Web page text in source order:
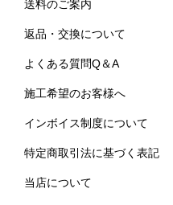
送料のご案内
返品・交換について
よくある質問Q＆A
施工希望のお客様へ
インボイス制度について
特定商取引法に基づく表記
当店について